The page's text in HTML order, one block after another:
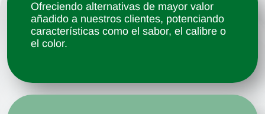
Ofreciendo alternativas de mayor valor
añadido a nuestros clientes, potenciando
características como el sabor, el calibre o
el color.